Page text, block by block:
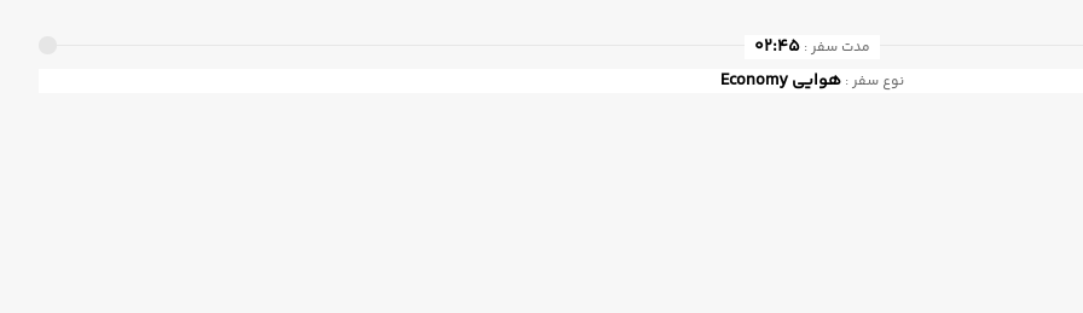
مدت سفر : 02:45
نوع سفر : هوایی